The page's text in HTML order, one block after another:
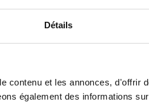
Détails
contenu et les annonces, d'offrir
également des informations